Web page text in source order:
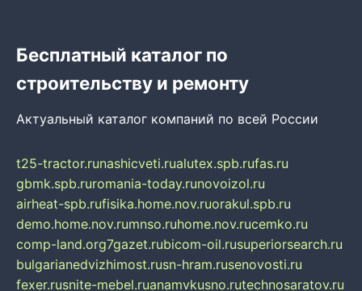
Бесплатный каталог по
строительству и ремонту
Актуальный каталог компаний по всей России
t25-tractor.runashicveti.rualutex.spb.rufas.ru
gbmk.spb.ruromania-today.runovoizol.ru
airheat-spb.rufisika.home.nov.ruorakul.spb.ru
demo.home.nov.rumnso.ruhome.nov.rucemko.ru
comp-land.org7gazet.rubicom-oil.rusuperiorsearch.ru
bulgarianedvizhimost.rusn-hram.rusenovosti.ru
fexer.rusnite-mebel.ruanamvkusno.rutechnosaratov.ru